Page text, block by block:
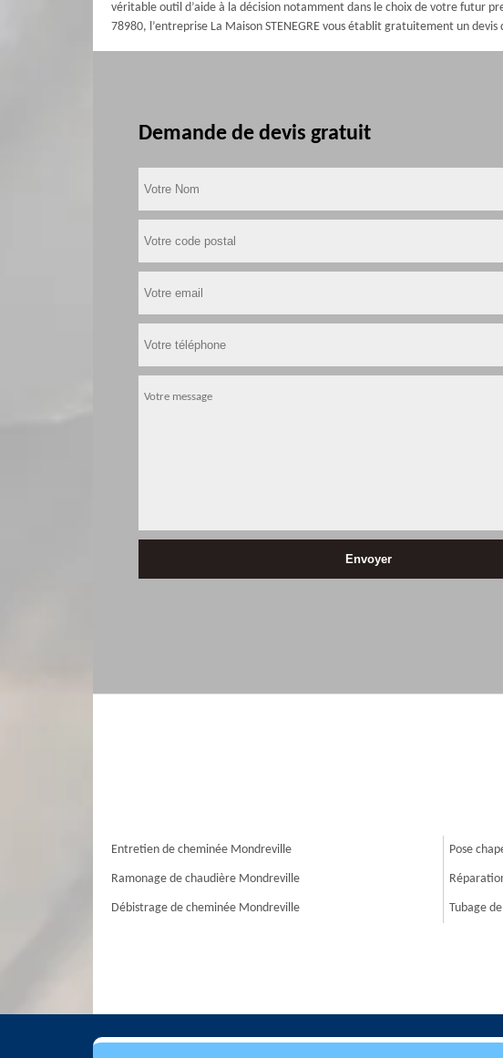
véritable outil d’aide à la décision notamment dans le choix de votre futur
78980, l’entreprise La Maison STENEGRE vous établit gratuitement un
Demande de devis gratuit
Entretien de cheminée Mondreville
Ramonage de chaudière Mondreville
Débistrage de cheminée Mondreville
Pose
Tubage